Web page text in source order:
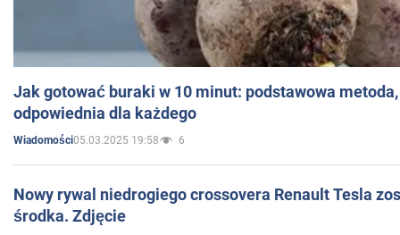
Jak gotować buraki w 10 minut: podstawowa
odpowiednia dla każdego
Wiadomości05.03.2025 19:58 6
Nowy rywal niedrogiego crossovera Renault Tesla
środka. Zdjęcie